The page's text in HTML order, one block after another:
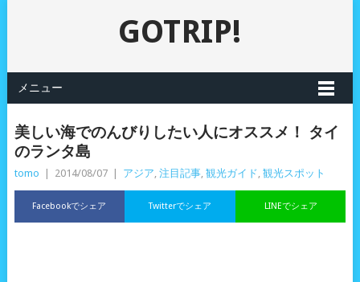
GOTRIP!
メニュー
美しい海でのんびりしたい人にオススメ！ タイ
のランタ島
tomo 2014/08/07 アジア, 注目記事, 観光ガイド, 観光スポット
Facebookでシェア LINEでシェア
Twitterでシェア